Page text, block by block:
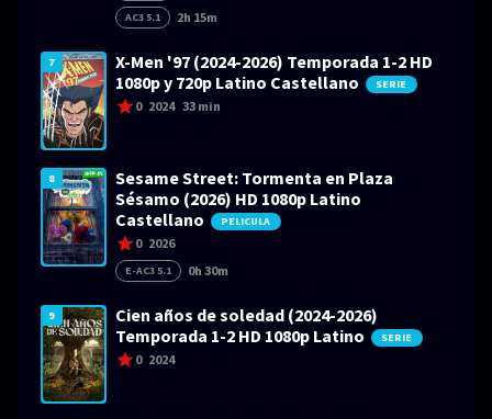
AC3 5.1 2h 15m
7
X-Men '97 (2024-2026) Temporada 1-2 HD
1080p y 720p Latino Castellano
SERIE
0 2024 33 min
8
Sesame Street: Tormenta en Plaza
Sésamo (2026) HD 1080p Latino
Castellano
PELICULA
0 2026
E-AC3 5.1 0h 30m
9
Cien años de soledad (2024-2026)
Temporada 1-2 HD 1080p Latino
SERIE
0 2024